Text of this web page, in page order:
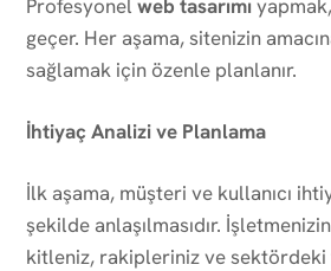
Profesyonel web tasarımı
geçer. Her aşama, sitenizin
sağlamak için özenle planlanır.
İhtiyaç Analizi ve Planlama
İlk aşama, müşteri ve kullanıcı
şekilde anlaşılmasıdır.
kitleniz, rakipleriniz ve